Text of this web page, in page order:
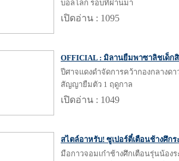
บอลโลก รอบที่ผ่านมา
เปิดอ่าน : 1095
OFFICIAL : มิลานยืมพาซาลิชเด็ก
ปีศาจแดงดำจัดการคว้ากองกลางด
สัญญายืมตัว 1 ฤดูกาล
เปิดอ่าน : 1049
สไตล์อาหรับ! ซูเปอร์ตี๋เตือนช้างศึก
มือกาวจอมเก๋าช้างศึกเตือนรุ่นน้องร